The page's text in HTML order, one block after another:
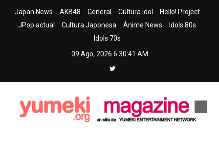
Japan News AKB48 General Cultura idol
Hello! Project
JPop actual
Cultura Japonesa Ánime News
Idols 80s
Idols 70s
09 Ago, 2026 6:30:42 AM